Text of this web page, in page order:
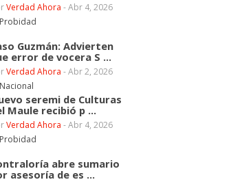
Verdad Ahora -Abr 4, 2026
Probidad
Guzmán: Advierten
error de vocera S ...
Verdad Ahora -Abr 2, 2026
Nacional
seremi de Culturas
Maule recibió p ...
Verdad Ahora -Abr 4, 2026
Probidad
abre sumario
asesoría de es ...